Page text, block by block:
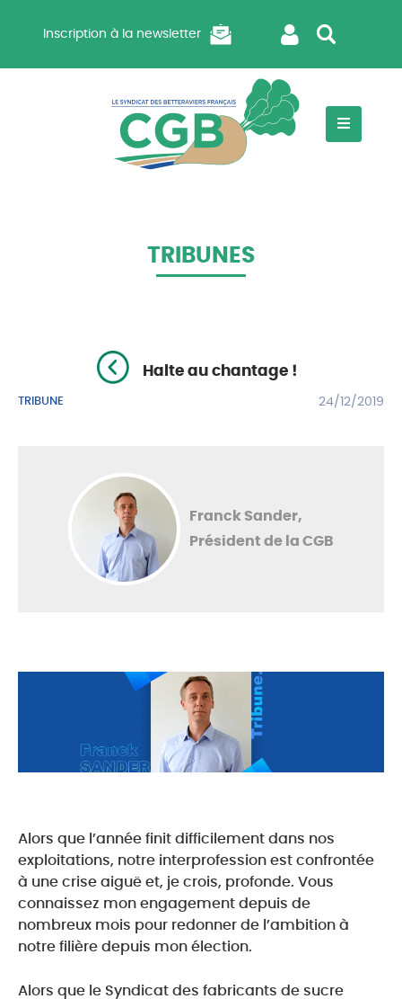
Inscription à la newsletter
TRIBUNES
Halte au chantage !
TRIBUNE 24/12/2019
Franck Sander,
Président de la CGB
Alors que l’année finit difficilement dans nos
exploitations, notre interprofession est confrontée
à une crise aiguë et, je crois, profonde. Vous
connaissez mon engagement depuis de
nombreux mois pour redonner de l’ambition à
notre filière depuis mon élection.
Alors que le Syndicat des fabricants de sucre